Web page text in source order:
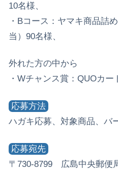
10名様、
・Bコース：ヤマキ商品詰
当）90名様、
外れた方の中から
・Wチャンス賞：QUOカー
応募方法
ハガキ応募、対象商品、バ
応募宛先
〒730-8799 広島中央郵便